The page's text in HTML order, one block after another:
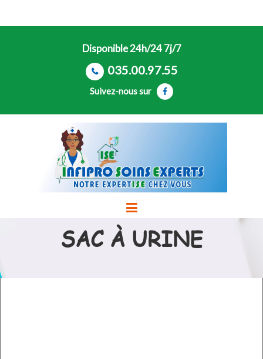
Disponible 24h/24 7j/7
035.00.97.55
Suivez-nous sur
SAC À URINE